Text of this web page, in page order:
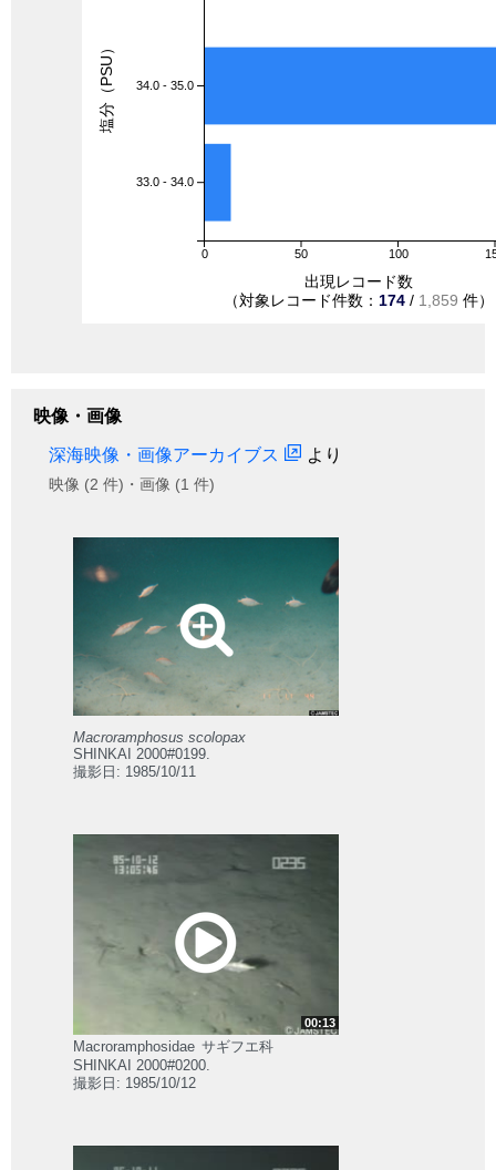
0 50 100
34.0 - 35.0
33.0 - 34.0
出現レコード数
（対象レコード件数： 174 / 1,859 件）
塩分（PSU）
映像・画像
深海映像・画像アーカイブス より
映像 (2 件)・画像 (1 件)
Macroramphosus scolopax
SHINKAI 2000#0199.
撮影日: 1985/10/11
00:13
Macroramphosidae サギフエ科
SHINKAI 2000#0200.
撮影日: 1985/10/12